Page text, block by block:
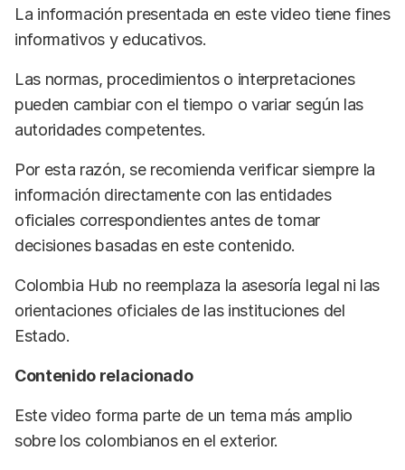
La información presentada en este video tiene fines
informativos y educativos.
Las normas, procedimientos o interpretaciones
pueden cambiar con el tiempo o variar según las
autoridades competentes.
Por esta razón, se recomienda verificar siempre la
información directamente con las entidades
oficiales correspondientes antes de tomar
decisiones basadas en este contenido.
Colombia Hub no reemplaza la asesoría legal ni las
orientaciones oficiales de las instituciones del
Estado.
Contenido relacionado
Este video forma parte de un tema más amplio
sobre los colombianos en el exterior.